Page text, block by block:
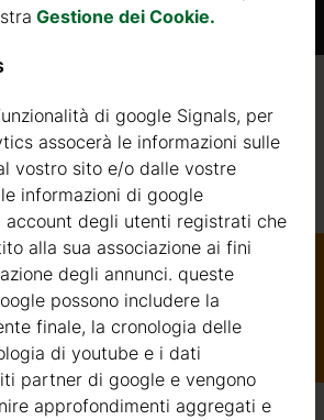
/ consulenza
della produzione di strutture in
corso di questi anni, abbiamo
fornitori di legname. Utilizziamo
nordico a crescita lenta
certificate FSC nell’Europa del
Gestione dei Cookie.
di google Signals, per
assocerà le informazioni sulle
vostro sito e/o dalle vostre
informazioni di google
account degli utenti registrati che
alla sua associazione ai fini
degli annunci. queste
possono includere la
finale, la cronologia delle
di youtube e i dati
partner di google e vengono
approfondimenti aggregati e